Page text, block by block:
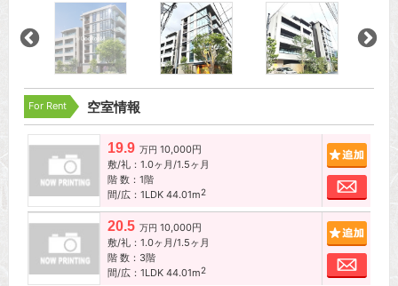
For Rent 空室情報
19.9 万円 10,000円
敷/礼：1.0ヶ月/1.5ヶ月
階 数：1階
間/広：1LDK 44.01m2
お問
20.5 万円 10,000円
敷/礼：1.0ヶ月/1.5ヶ月
階 数：3階
間/広：1LDK 44.01m2
お問